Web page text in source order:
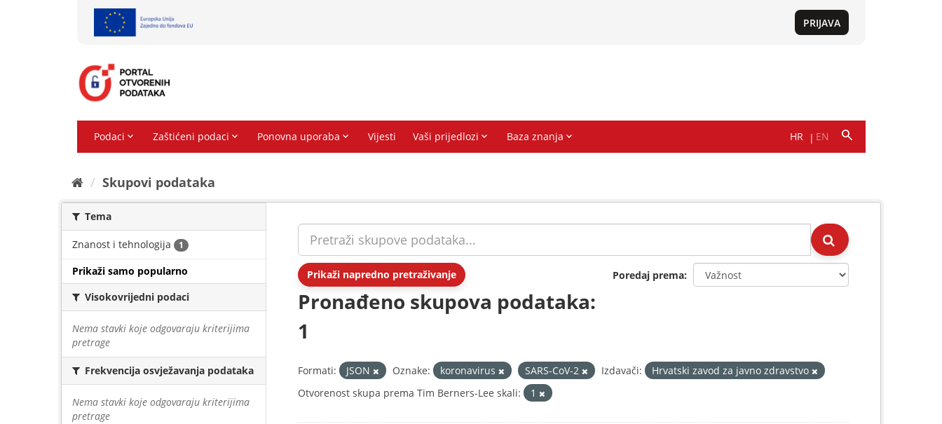
Skupovi podаtаkа
Tema
Znanost i tehnologija 1
Prikaži samo popularno
Visokovrijedni podaci
Nema stavki koje odgovaraju kriterijima
pretrage
Frekvencija osvježavanja podataka
Nema stavki koje odgovaraju kriterijima
pretrage
Prikaži napredno pretraživanje Poredaj prema
Pronađeno skupova podataka:
1
Formati: JSON Oznake: koronavirus SARS-CoV-2 Izdavači:
Hrvatski zavod za javno zdravstvo
Otvorenost skupa prema Tim Berners-Lee skali:
1